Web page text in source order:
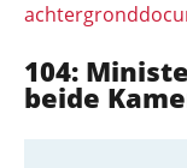
104:
beide